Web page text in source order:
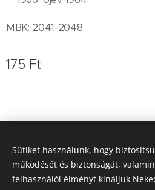
MBK: 2041-2048
175 Ft
Koleszár Zoltán
0620/9364-757
Sütiket használunk, hogy
működését és biztonságát,
felhasználói élményt kínáljuk